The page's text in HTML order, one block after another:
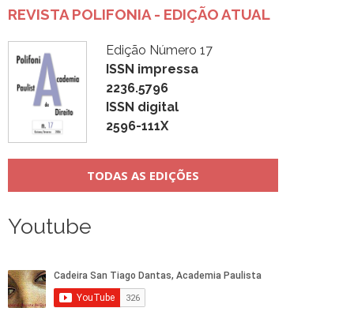
REVISTA POLIFONIA - EDIÇÃO ATUAL
Edição Número 17
ISSN impressa
2236.5796
ISSN digital
2596-111X
TODAS AS EDIÇÕES
Youtube